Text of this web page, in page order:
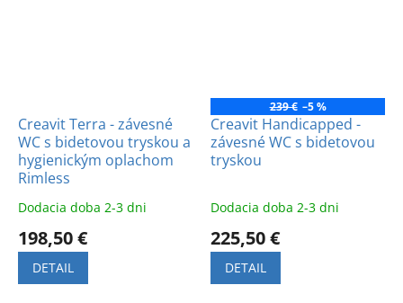
Creavit Terra - závesné
WC s bidetovou tryskou a
hygienickým oplachom
Rimless
Dodacia doba 2-3 dni
198,50 €
DETAIL
239 € –5 %
Creavit Handicapped -
závesné WC s bidetovou
tryskou
Dodacia doba 2-3 dni
225,50 €
DETAIL